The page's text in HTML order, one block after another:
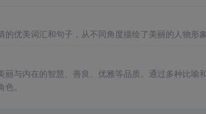
优美词汇和句子，从不同角度描绘了美丽的人物形
丽与内在的智慧、善良、优雅等品质。通过多种比喻
。